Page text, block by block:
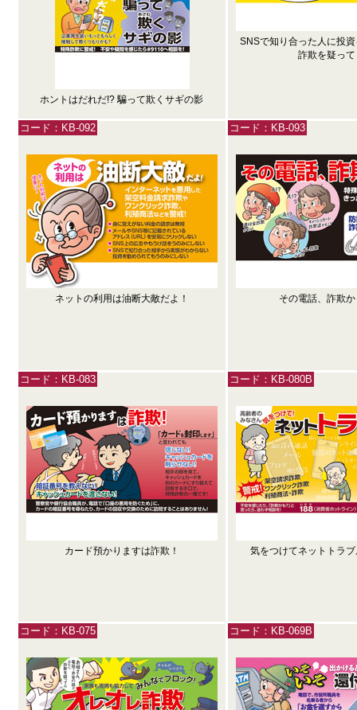
ホントはだれだ!? 騙って欺くサギの影
SNSで知り合った人に投
詐欺を疑っ
コード：KB-092
ネットの利用は油断大敵だよ！
コード：KB-093
その電話、詐欺
コード：KB-083
カード預かりますは詐欺！
コード：KB-080B
気をつけてネットトラ
コード：KB-075 コード：KB-069B